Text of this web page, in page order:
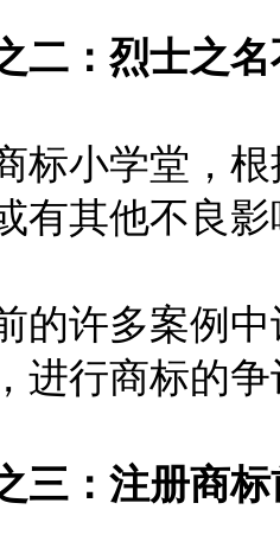
二：烈士之
小学堂，根
有其他不良
许多案例中
进行商标的
三：注册商